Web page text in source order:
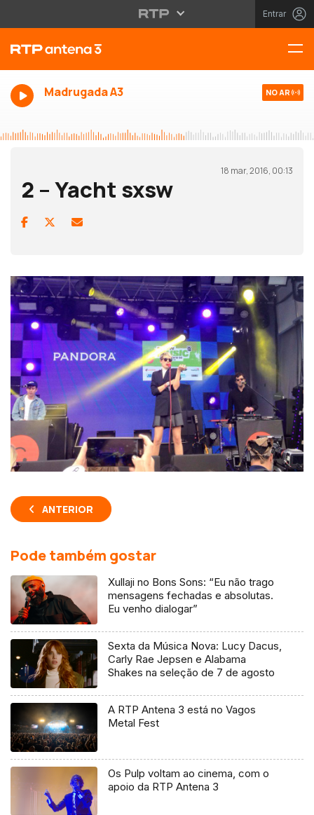
Entrar
Madrugada A3 NO AR
18 mar, 2016, 00:13
2 – Yacht sxsw
ANTERIOR
Pode também gostar
Xullaji no Bons Sons: “Eu não trago
mensagens fechadas e absolutas.
Eu venho dialogar”
Sexta da Música Nova: Lucy Dacus,
Carly Rae Jepsen e Alabama
Shakes na seleção de 7 de agosto
A RTP Antena 3 está no Vagos
Metal Fest
Os Pulp voltam ao cinema, com o
apoio da RTP Antena 3